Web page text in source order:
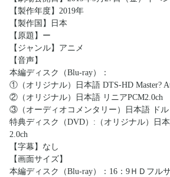
【製作年度】2019年
【製作国】日本
【原題】ー
【ジャンル】アニメ
【音声】
本編ディスク（Blu-ray）：
①（オリジナル）日本語 DTS-HD Master?
②（オリジナル）日本語 リニアPCM2.0ch
③（オーディオコメンタリー）日本語 ドル
特典ディスク（DVD）:（オリジナル）日
2.0ch
【字幕】なし
【画面サイズ】
本編ディスク（Blu-ray）：16：9ＨＤフル